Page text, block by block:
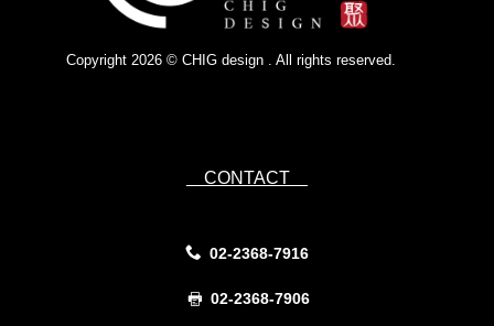
Copyright 2026 © CHIG design . All rights reserved.
CONTACT
02-2368-7916
02-2368-7906